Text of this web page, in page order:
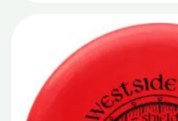
product
heeft
meerdere